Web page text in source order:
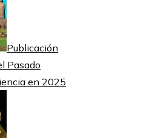
Publicación
Pasado
en 2025